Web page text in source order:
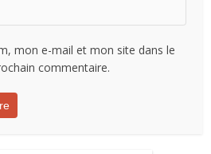
mon e-mail et mon site dans le
commentaire.